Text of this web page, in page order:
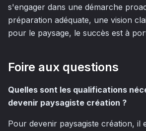
s'engager dans une démarche
préparation adéquate, une vision
pour le paysage, le succès est à
Foire aux questions
Quelles sont les qualifications
devenir paysagiste création ?
Pour devenir paysagiste création, il